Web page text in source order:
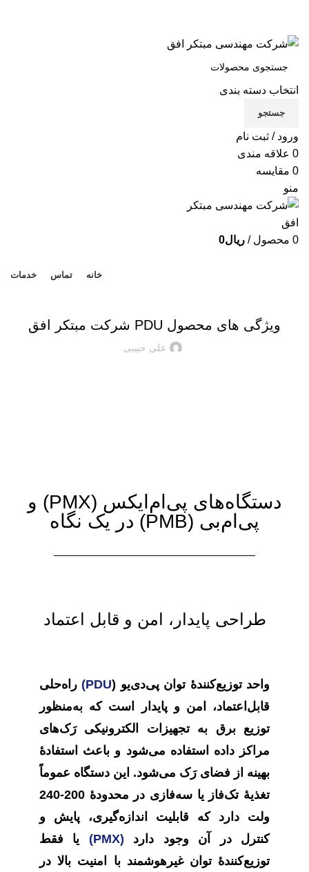
انتخاب دسته بندی
جستجو
ورود / ثبت نام
0 علاقه مندی
0 مقایسه
منو
0 محصول / ریال0
خانه تماس خدمات
ویژگی های محصول PDU شرکت مبتکر افق
علی حبیبی
دستگاه‌های پی‌ام‌ایکس (PMX) و
پی‌ام‌بی (PMB) در یک نگاه
طراحی پایدار، امن و قابل اعتماد
واحد توزیع‌کنندۀ توان پی‌دی‌یو (PDU
)راه‌حلی
قابل‌اعتماد، امن و پایدار است که به‌منظور
توزیع برق به تجهیزات الکترونیکی رَک‌های
مراکز داده استفاده می‌شود و باعث استفادۀ
بهینه از فضای رَک می‌شود. این دستگاه عموماً
تغذیۀ تک‌فاز یا سه‌فازی در محدودۀ 200-240
ولت دارد که قابلیت اندازه‌گیری، پایش و
کنترل در آن وجود دارد (
PMX
) یا فقط
توزیع‌کنندۀ توان غیرهوشمند با امنیت بالا در